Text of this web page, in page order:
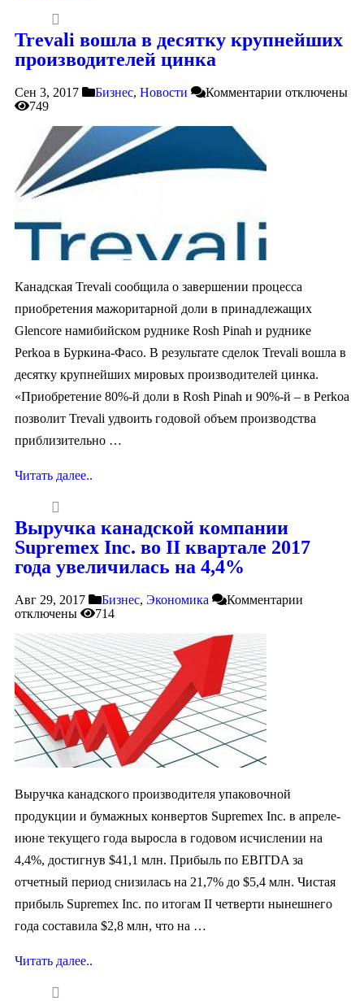
Trevali вошла в десятку крупнейших
производителей цинка
Сен 3, 2017 Бизнес, Новости Комментарии отключены
749
Канадская Trevali сообщила о завершении процесса
приобретения мажоритарной доли в принадлежащих
Glencore намибийском руднике Rosh Pinah и руднике
Perkoa в Буркина-Фасо. В результате сделок Trevali вошла в
десятку крупнейших мировых производителей цинка.
«Приобретение 80%-й доли в Rosh Pinah и 90%-й – в Perkoa
позволит Trevali удвоить годовой объем производства
приблизительно …
Читать далее..
Выручка канадской компании
Supremex Inc. во II квартале 2017
года увеличилась на 4,4%
Авг 29, 2017 Бизнес, Экономика
Комментарии
отключены
714
Выручка канадского производителя упаковочной
продукции и бумажных конвертов Supremex Inc. в апреле-
июне текущего года выросла в годовом исчислении на
4,4%, достигнув $41,1 млн. Прибыль по EBITDA за
отчетный период снизилась на 21,7% до $5,4 млн. Чистая
прибыль Supremex Inc. по итогам II четверти нынешнего
года составила $2,8 млн, что на …
Читать далее..